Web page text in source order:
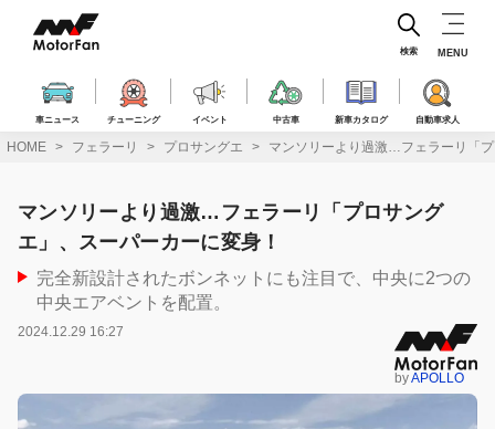
ス
車ニュース チューニング イベント 中古車 新車カタログ 自動車求人
検索 MENU
HOME フェラーリ プロサングエ マンソリーより過激…フェラーリ「
マンソリーより過激…フェラーリ「プロサング
エ」、スーパーカーに変身！
完全新設計されたボンネットにも注目で、中央に2つの
中央エアベントを配置。
2024.12.29 16:27
byAPOLLO